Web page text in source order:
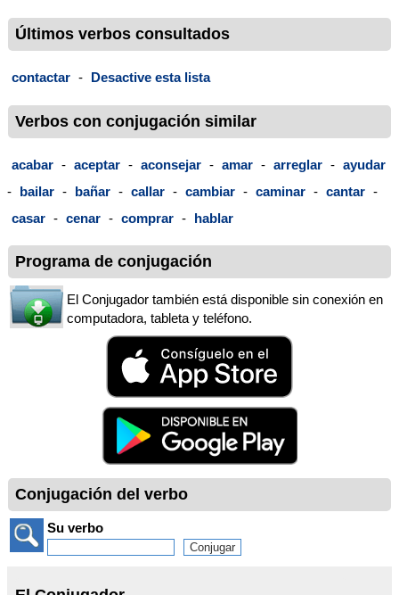
Últimos verbos consultados
contactar - Desactive esta lista
Verbos con conjugación similar
acabar - aceptar - aconsejar - amar - arreglar - ayudar
- bailar - bañar - callar - cambiar - caminar - cantar -
casar - cenar - comprar - hablar
Programa de conjugación
El Conjugador también está disponible sin conexión en
computadora, tableta y teléfono.
Conjugación del verbo
Su verbo